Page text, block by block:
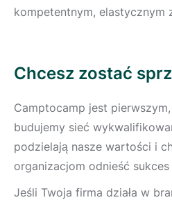
kompetentnym, elastycznym
Chcesz zostać
Camptocamp jest
budujemy sieć
podzielają nasze wartości i
organizacjom odnieść
Jeśli Twoja firma działa w